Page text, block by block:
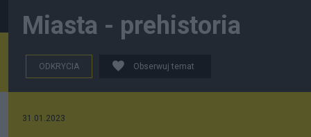
Miasta - prehistoria
ODKRYCIA Obserwuj temat
31.01.2023